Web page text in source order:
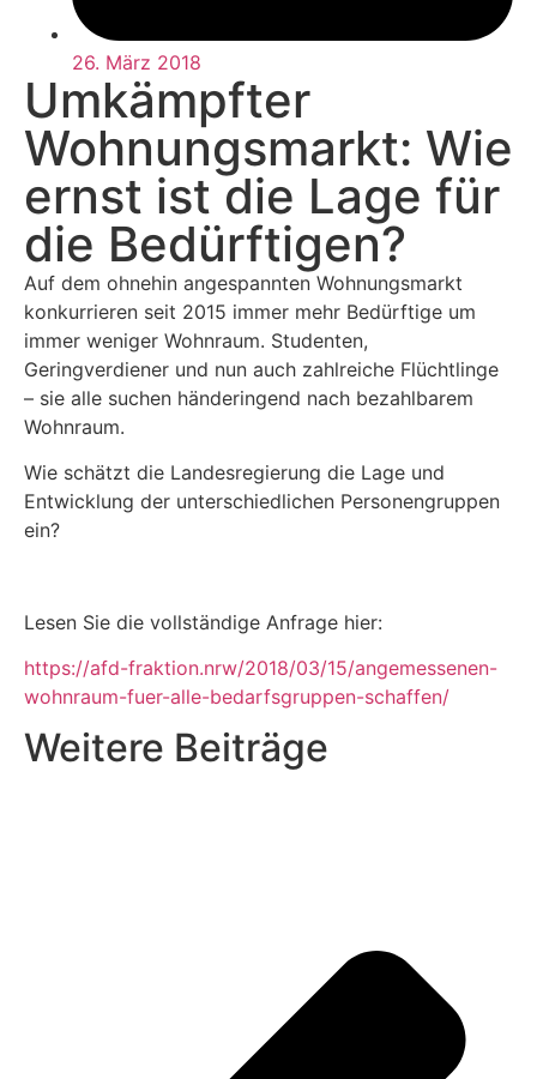
26. März 2018
Umkämpfter
Wohnungsmarkt: Wie
ernst ist die Lage für
die Bedürftigen?
Auf dem ohnehin angespannten Wohnungsmarkt
konkurrieren seit 2015 immer mehr Bedürftige um
immer weniger Wohnraum. Studenten,
Geringverdiener und nun auch zahlreiche Flüchtlinge
– sie alle suchen händeringend nach bezahlbarem
Wohnraum.
Wie schätzt die Landesregierung die Lage und
Entwicklung der unterschiedlichen Personengruppen
ein?
Lesen Sie die vollständige Anfrage hier:
https://afd-fraktion.nrw/2018/03/15/angemessenen-
wohnraum-fuer-alle-bedarfsgruppen-schaffen/
Weitere Beiträge